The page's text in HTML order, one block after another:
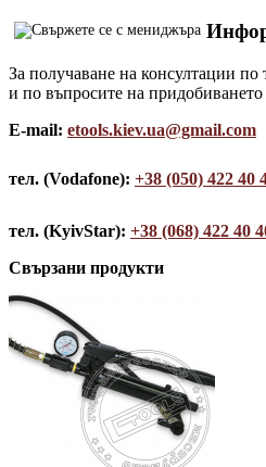
За получаване на консултации
и по въпросите на
E-mail: etools.kiev.ua@gmail.com
тел. (Vodafone): +38 (050) 422 40
тел. (KyivStar): +38 (068) 422 40
Свързани продукти